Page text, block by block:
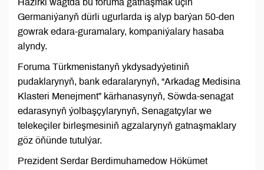
Häzirki wagtda bu foruma gatnaşmak üçin
Germaniýanyň dürli ugurlarda iş alyp barýan 50-den
gowrak edara-guramalary, kompaniýalary hasaba
alyndy.
Foruma Türkmenistanyň ykdysadyýetiniň
pudaklarynyň, bank edaralarynyň, “Arkadag Medisina
Klasteri Menejment” kärhanasynyň, Söwda-senagat
edarasynyň ýolbaşçylarynyň, Senagatçylar we
telekeçiler birleşmesiniň agzalarynyň gatnaşmaklary
göz öňünde tutulýar.
Prezident Serdar Berdimuhamedow Hökümet